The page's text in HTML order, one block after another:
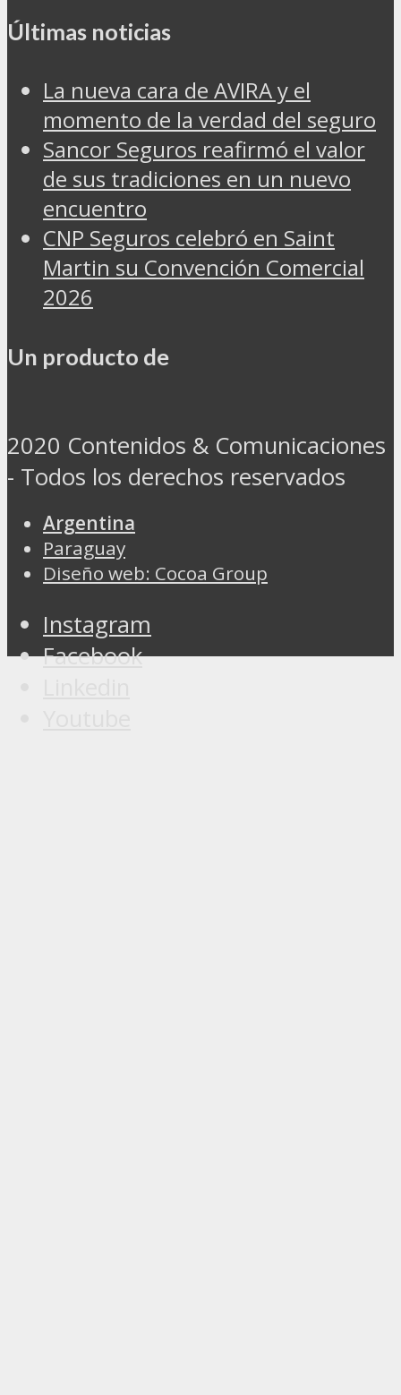
Últimas noticias
La nueva cara de AVIRA y el
momento de la verdad del seguro
Sancor Seguros reafirmó el valor
de sus tradiciones en un nuevo
encuentro
CNP Seguros celebró en Saint
Martin su Convención Comercial
2026
Un producto de
2020 Contenidos & Comunicaciones
- Todos los derechos reservados
Argentina
Paraguay
Diseño web: Cocoa Group
Instagram
Facebook